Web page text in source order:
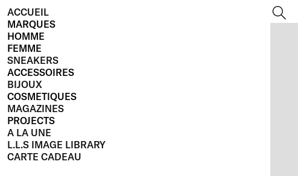
ACCUEIL
MARQUES
HOMME
FEMME
SNEAKERS
ACCESSOIRES
BIJOUX
COSMETIQUES
MAGAZINES
PROJECTS
A LA UNE
L.L.S IMAGE LIBRARY
CARTE CADEAU